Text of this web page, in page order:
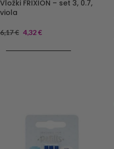
Vložki FRIXION – set 3, 0.7,
viola
6,17€ 4,32€